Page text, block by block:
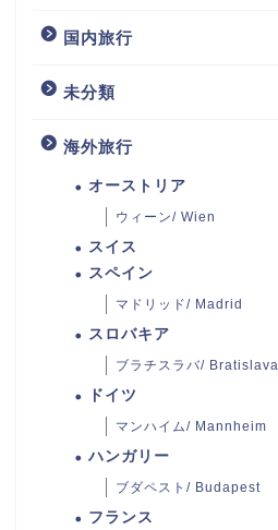
国内旅行
未分類
海外旅行
オーストリア
ウィーン/ Wien
スイス
スペイン
マドリッド/ Madrid
スロバキア
ブラチスラバ/ Bratislava
ドイツ
マンハイム/ Mannheim
ハンガリー
ブダペスト/ Budapest
フランス